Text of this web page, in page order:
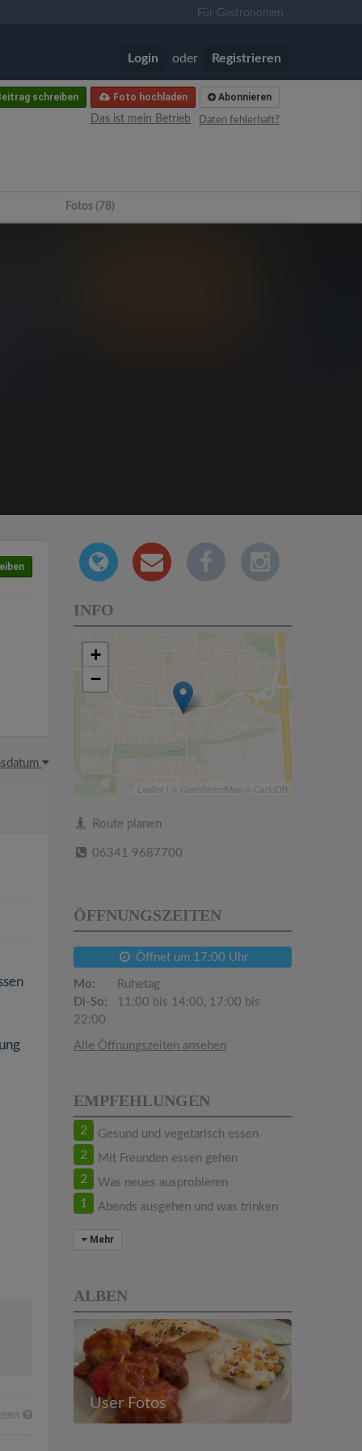
Für Gastronomen
Login oder Registrieren
Abonnieren
Foto hochladen
schreiben
Daten fehlerhaft?
Das ist mein Betrieb
Fotos (78)
INFO
+
−
Leaflet | © OpenStreetMap © CartoDB
Route planen
06341 9687700
ÖFFNUNGSZEITEN
Öffnet um 17:00 Uhr
Mo:
Ruhetag
Di-So:
11:00 bis 14:00, 17:00 bis
22:00
Alle Öffnungszeiten ansehen
EMPFEHLUNGEN
2 Gesund und vegetarisch essen
2 Mit Freunden essen gehen
2 Was neues ausprobieren
1 Abends ausgehen und was trinken
Mehr
ALBEN
User Fotos